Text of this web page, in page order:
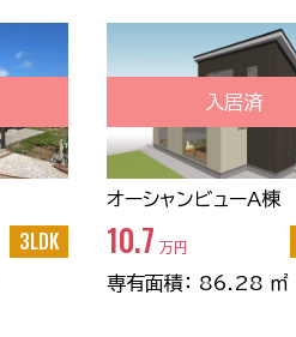
3LDK
入居済
オーシャンビューA棟
10.7 万円
専有面積： 86.28 ㎡